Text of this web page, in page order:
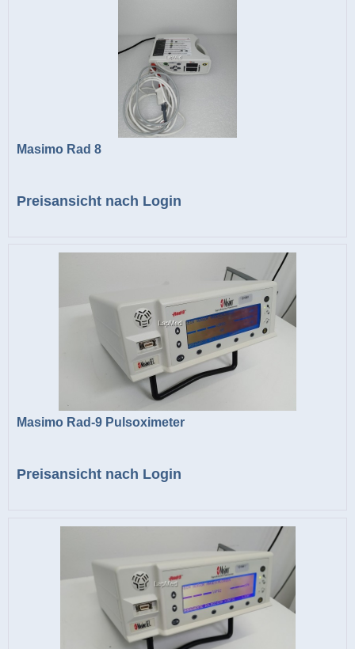
Masimo Rad 8
Preisansicht nach Login
Masimo Rad-9 Pulsoximeter
Preisansicht nach Login